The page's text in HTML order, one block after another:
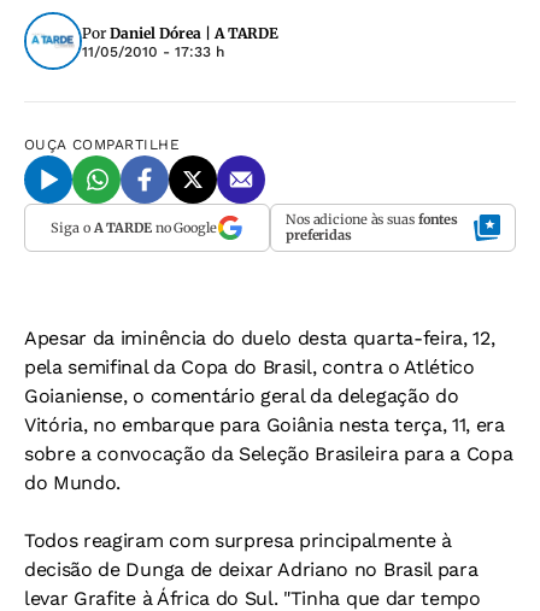
Por Daniel Dórea | A TARDE
11/05/2010 - 17:33 h
OUÇA COMPARTILHE
Siga o A TARDEno Google Nos adicione às suas fontes
preferidas
Apesar da iminência do duelo desta quarta-feira, 12,
pela semifinal da Copa do Brasil, contra o Atlético
Goianiense, o comentário geral da delegação do
Vitória, no embarque para Goiânia nesta terça, 11, era
sobre a convocação da Seleção Brasileira para a Copa
do Mundo.
Todos reagiram com surpresa principalmente à
decisão de Dunga de deixar Adriano no Brasil para
levar Grafite à África do Sul. "Tinha que dar tempo